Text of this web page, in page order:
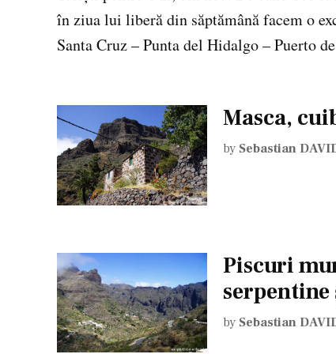
în ziua lui liberă din săptămână facem o
Santa Cruz – Punta del Hidalgo – Puerto
Masca,
by Sebastian
Piscuri
by Sebastian